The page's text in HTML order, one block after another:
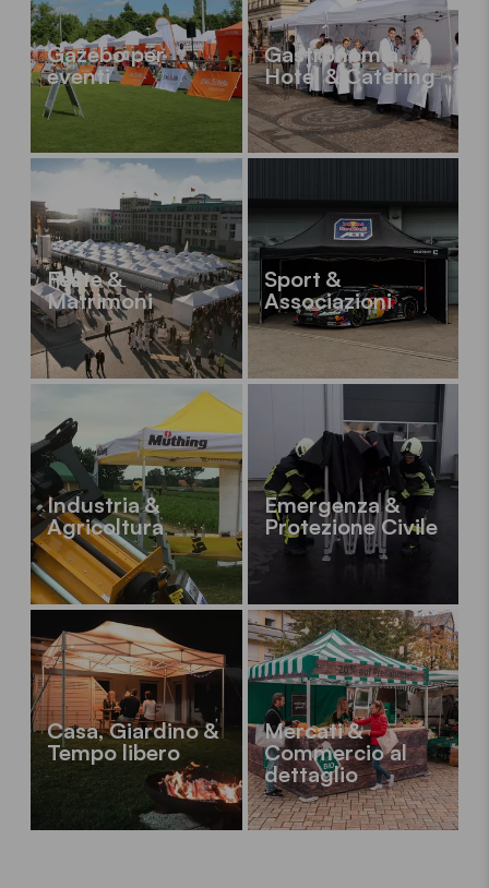
Gazebo per
eventi
Gastronomia,
Hotel & Catering
Feste &
Matrimoni
Sport &
Associazioni
Industria &
Agricoltura
Emergenza &
Protezione Civile
Casa, Giardino &
Tempo libero
Mercati &
Commercio al
dettaglio